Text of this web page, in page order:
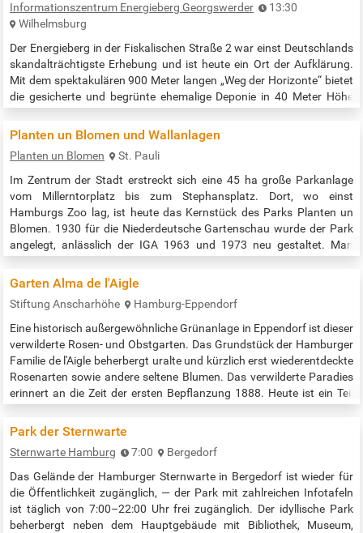
Informationszentrum Energieberg Georgswerder
13:30
Wilhelmsburg
Der Energieberg in der Fiskalischen Straße 2 war einst Deutschlands
skandalträchtigste Erhebung und ist heute ein Ort der Aufklärung.
Mit dem spektakulären 900 Meter langen „Weg der Horizonte“ bietet
die gesicherte und begrünte ehemalige Deponie in 40 Meter Höhe
regelmäßig Führungen zur Geschichte des Bergs von einer
Mülldeponie zum Energieberg statt: sonnabends und sonntags um
13.30 Uhr …
Planten un Blomen und Wallanlagen
Planten un Blomen
St. Pauli
Im Zentrum der Stadt erstreckt sich eine 45 ha große Parkanlage
vom Millerntorplatz bis zum Stephansplatz. Dort, wo einst
Hamburgs Zoo lag, ist heute das Kernstück des Parks Planten un
Blomen. 1930 für die Niederdeutsche Gartenschau wurde der Park
angelegt, anlässlich der IGA 1963 und 1973 neu gestaltet. Man
Wasserlichtorgel im Parksee, der Spielplätze, eines Musikpavillons
und der Restaurants.…
Garten Alma de l'Aigle
Stiftung Anscharhöhe
Hamburg-Eppendorf
Eine historisch außergewöhnliche Grünanlage in Eppendorf ist dieser
verwilderte Rosen- und Obstgarten. Das Grundstück der Hamburger
Familie de l'Aigle beherbergt uralte und kürzlich erst wiederentdeckte
Rosenarten sowie andere seltene Blumen. Das verwilderte Paradies
erinnert an die Zeit der ersten Bepflanzung 1888. Heute ist ein Teil
Stiftung Anscharhöhe, zugänglich über Tarpenbekstraße…
Park der Sternwarte
Sternwarte Hamburg 7:00
Bergedorf
Das Gelände der Hamburger Sternwarte in Bergedorf ist wieder für
die Öffentlichkeit zugänglich, — der Park mit zahlreichen Infotafeln
ist täglich von 7:00–22:00 Uhr frei zugänglich. Der idyllische Park
beherbergt neben dem Hauptgebäude mit Bibliothek, Museum,